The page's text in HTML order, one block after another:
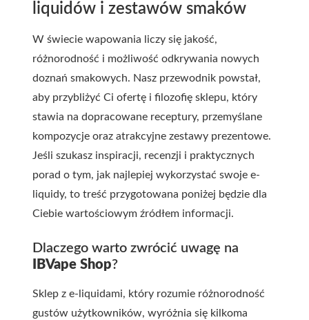
liquidów i zestawów smaków
W świecie wapowania liczy się jakość,
różnorodność i możliwość odkrywania nowych
doznań smakowych. Nasz przewodnik powstał,
aby przybliżyć Ci ofertę i filozofię sklepu, który
stawia na dopracowane receptury, przemyślane
kompozycje oraz atrakcyjne zestawy prezentowe.
Jeśli szukasz inspiracji, recenzji i praktycznych
porad o tym, jak najlepiej wykorzystać swoje e-
liquidy, to treść przygotowana poniżej będzie dla
Ciebie wartościowym źródłem informacji.
Dlaczego warto zwrócić uwagę na
IBVape Shop?
Sklep z e-liquidami, który rozumie różnorodność
gustów użytkowników, wyróżnia się kilkoma